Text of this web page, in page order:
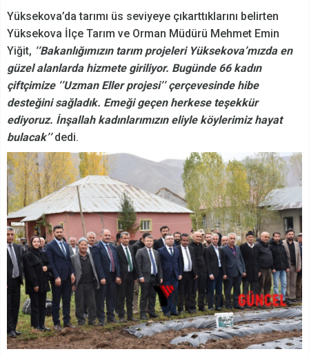
Yüksekova’da tarımı üs seviyeye çıkarttıklarını belirten
Yüksekova İlçe Tarım ve Orman Müdürü Mehmet Emin
Yiğit, ‘’Bakanlığımızın tarım projeleri Yüksekova’mızda en
güzel alanlarda hizmete giriliyor. Bugünde 66 kadın
çiftçimize ‘’Uzman Eller projesi’’ çerçevesinde hibe
desteğini sağladık. Emeği geçen herkese teşekkür
ediyoruz. İnşallah kadınlarımızın eliyle köylerimiz hayat
bulacak’’dedi.